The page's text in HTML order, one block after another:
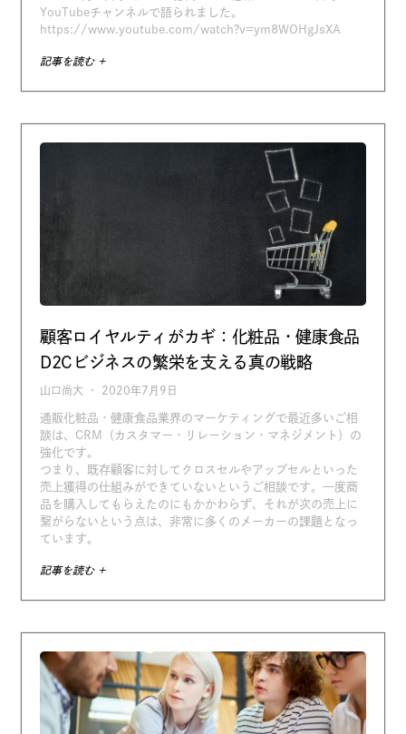
YouTubeチャンネルで語られました。
https://www.youtube.com/watch?v=ym8WOHgJsXA
記事を読む +
顧客ロイヤルティがカギ：化粧品・健康食品
D2Cビジネスの繁栄を支える真の戦略
山口尚大 2020年7月9日
通販化粧品・健康食品業界のマーケティングで最近多いご相
談は、CRM（カスタマー・リレーション・マネジメント）の
強化です。
つまり、既存顧客に対してクロスセルやアップセルといった
売上獲得の仕組みができていないというご相談です。一度商
品を購入してもらえたのにもかかわらず、それが次の売上に
繋がらないという点は、非常に多くのメーカーの課題となっ
ています。
記事を読む +